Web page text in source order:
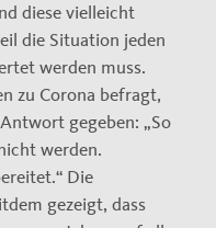
diese vielleicht
die Situation jeden
werden muss.
zu Corona befragt,
gegeben: „So
werden.
Die
gezeigt, dass